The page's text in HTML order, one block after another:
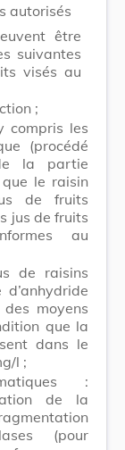
autorisés
être
suivantes
visés au
;
compris les
(procédé
la partie
le raisin
de fruits
jus de fruits
au
de raisins
moyens
que la
dans le
l ;
:
de la
(pour